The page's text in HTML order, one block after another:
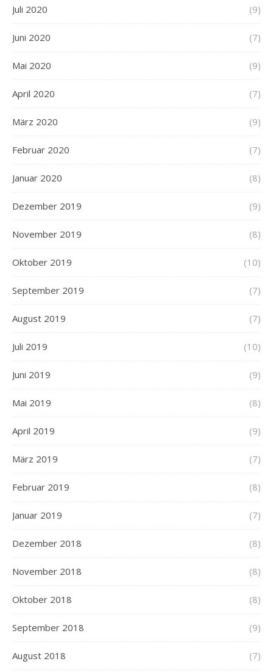
Juli 2020 (9)
Juni 2020 (7)
Mai 2020 (9)
April 2020 (7)
März 2020 (9)
Februar 2020 (7)
Januar 2020 (8)
Dezember 2019 (9)
November 2019 (8)
Oktober 2019 (10)
September 2019 (7)
August 2019 (7)
Juli 2019 (10)
Juni 2019 (9)
Mai 2019 (8)
April 2019 (9)
März 2019 (7)
Februar 2019 (8)
Januar 2019 (7)
Dezember 2018 (8)
November 2018 (8)
Oktober 2018 (8)
September 2018 (9)
August 2018 (7)